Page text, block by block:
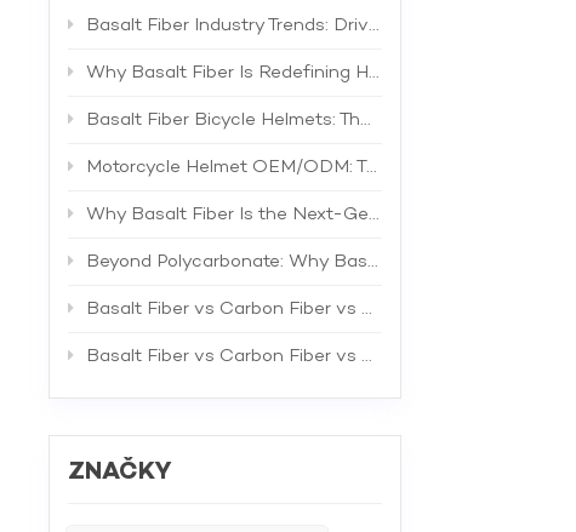
Basalt Fiber Industry Trends: Driving the Next Generation of High-Performance Composites
Why Basalt Fiber Is Redefining Helmet Shell Materials
Basalt Fiber Bicycle Helmets: The Future of Lightweight Protection
Motorcycle Helmet OEM/ODM: The Complete B2B Guide to Private Label Manufacturing and Supplier Selection
Why Basalt Fiber Is the Next-Generation Material for Bicycle Helmets
Beyond Polycarbonate: Why Basalt Fiber Is the Superior Material for Bicycle Helmet Shells
Basalt Fiber vs Carbon Fiber vs Fiberglass: The Best Material for Bicycle Helmets
Basalt Fiber vs Carbon Fiber vs Fiberglass: A Comprehensive Technical Comparison for Industrial Applications
ZNAČKY